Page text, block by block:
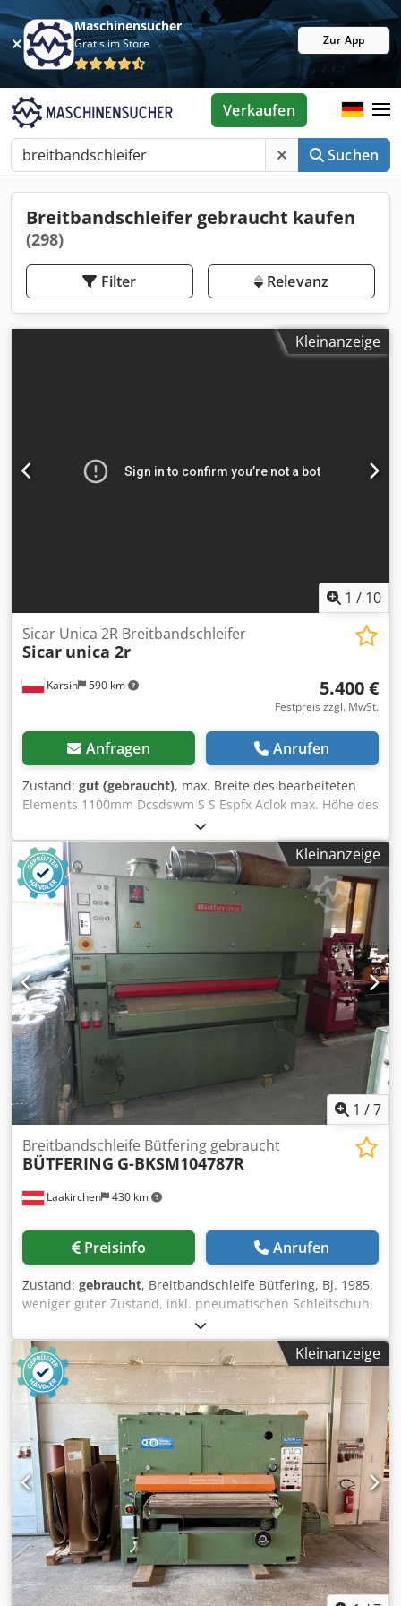
Maschinensucher
Gratis im Store Zur App
Suchen
Verkaufen
Breitbandschleifer gebraucht kaufen
(298)
Filter Relevanz
Kleinanzeige
1 / 10
Karsin 590 km
Sicar Unica 2R Breitbandschleifer
Sicar unica 2r
5.400 €
Festpreis zzgl. MwSt.
Anfragen Anrufen
Zustand: gut (gebraucht), max. Breite des bearbeiteten
Elements 1100mm Dcsdswm S S Espfx Aclok max. Höhe des
bearbeiteten Elements 180mm 2 Einheiten: 1) geriffelte
Gummiwalze zur Kalibrierung 2) geriffelte Gummiwalze zur
Kalibrierung pneumatische Bandoszillation elektrisches
Anheben der Tischplatte 2 Arten von
Vorschubgeschwindigkeiten Hauptmotor 15kW
Arbeitsdruck 6-8bar Papier blasen
Kleinanzeige
1 /7
Laakirchen 430 km
Breitbandschleife Bütfering gebraucht
BÜTFERING G-BKSM104787R
Preisinfo Anrufen
Zustand: gebraucht, Breitbandschleife Bütfering, Bj. 1985,
weniger guter Zustand, inkl. pneumatischen Schleifschuh,
elektrischem Tischhub, 1350 mm Tischbreite,
Anschlussleistung 40A, ca. 2.200 kg Preisänderungen
vorbehalten, Irrtümer, Druck- und Satzfehler vorbehalten
Dcedpfjvrvlhex Acljk
Kleinanzeige